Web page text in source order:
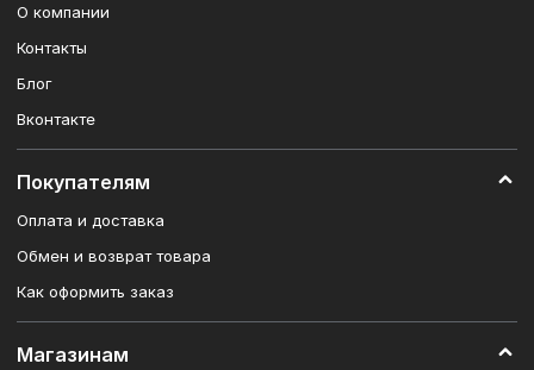
О компании
Контакты
Блог
Вконтакте
Покупателям
Оплата и доставка
Обмен и возврат товара
Как оформить заказ
Магазинам